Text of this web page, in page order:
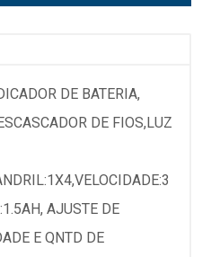
DE BATERIA,
DE FIOS,LUZ
AJUSTE DE
E QNTD DE